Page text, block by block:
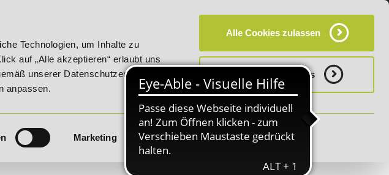
Technologien, um Inhalte zu
auf „Alle akzeptieren“ erlaubt uns
unserer Datenschutzerklärung.
anpassen.
Marketing Details zeigen
Alle Cookies zulassen
Notwenige Cookies
HÄUFIG GESTELLTE FRAGEN (FAQ) CAMPUS
20% Rabatt bis 03.09.2026 - Bildungsroute! 20% Rabatt bis 03.09.2026 -